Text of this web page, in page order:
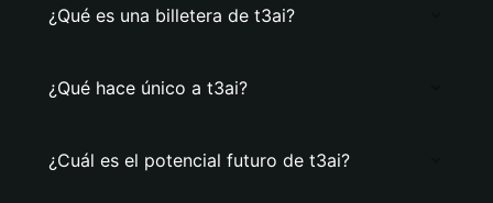
¿Qué es una billetera de t3ai?
¿Qué hace único a t3ai?
¿Cuál es el potencial futuro de t3ai?